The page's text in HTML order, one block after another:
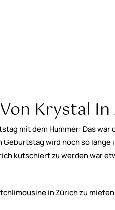
Krystal
mit dem Hummer: Das war
wird noch so lange
kutschiert zu werden war
in Zürich zu mieten